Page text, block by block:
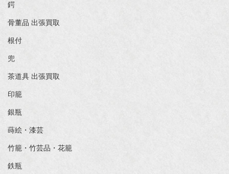
鍔
骨董品 出張買取
根付
兜
茶道具 出張買取
印籠
銀瓶
蒔絵・漆芸
竹籠・竹芸品・花籠
鉄瓶